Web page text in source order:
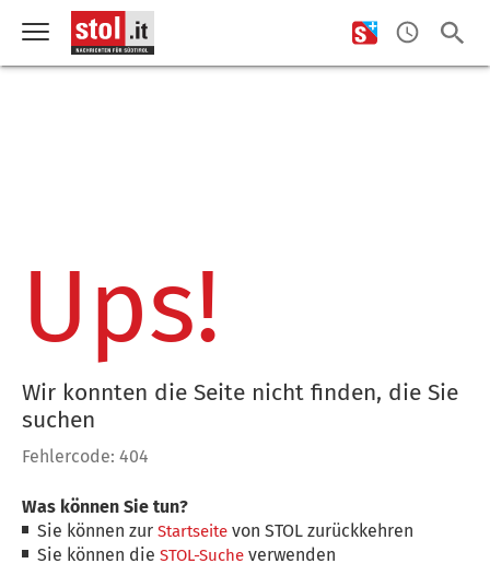
Ups!
Wir konnten die Seite nicht finden, die Sie
suchen
Fehlercode: 404
Was können Sie tun?
Sie können zurStartseite von STOL zurückkehren
Sie können dieSTOL-Suche verwenden